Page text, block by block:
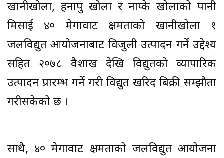
खानीखोला, हनापु खोला र नाप्के खोलाको पानी
मिसाई ४० मेगावाट क्षमताको खानीखोला १
जलविद्युत आयोजनाबाट विजुली उत्पादन गर्ने उद्देश्य
सहित २०७८ वैशाख देखि विद्युतको व्यापारिक
उत्पादन प्रारम्भ गर्ने गरी विद्युत खरिद बिक्री सम्झौता
गरीसकेको छ ।
साथै, ४० मेगावाट क्षमताको जलविद्युत आयोजना